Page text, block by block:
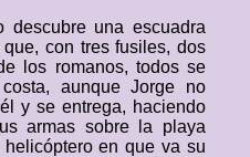
una escuadra
con tres fusiles, dos
los romanos, todos se
aunque Jorge no
y se entrega, haciendo
armas sobre la playa
en que va su